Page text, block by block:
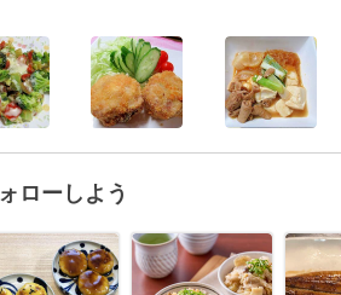
ローしよう